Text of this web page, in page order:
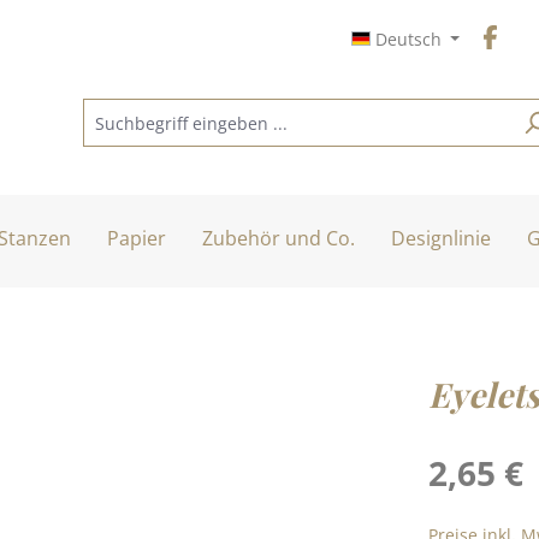
Deutsch
Stanzen Papier Zubehör und Co. Designlinie
Regulärer
2,65 €